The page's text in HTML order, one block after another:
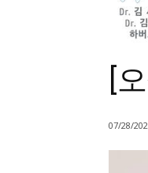
[
07/28/